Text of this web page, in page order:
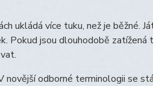
ukládá více tuku, než je běžné.
Pokud jsou dlouhodobě zatížená
novější odborné terminologii se